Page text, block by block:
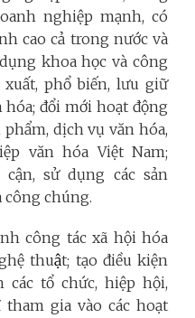
nghiệp mạnh, có
cao cả trong nước và
khoa học và công
phổ biến, lưu giữ
hóa; đổi mới hoạt động
dịch vụ văn hóa,
văn hóa Việt Nam;
sử dụng các sản
công chúng.
công tác xã hội hóa
thuật; tạo điều kiện
tổ chức, hiệp hội,
gia vào các hoạt